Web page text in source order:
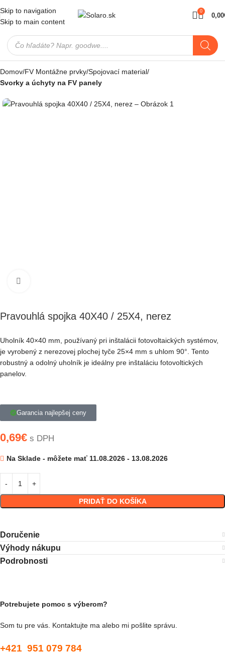
Skip to navigation
Skip to main content
0
0,00
Domov FV Montážne prvky Spojovací material
Svorky a úchyty na FV panely
Pravouhlá spojka 40X40 / 25X4, nerez
Uholník 40×40 mm, používaný pri inštalácii fotovoltaických systémov,
je vyrobený z nerezovej plochej tyče 25×4 mm s uhlom 90°. Tento
robustný a odolný uholník je ideálny pre inštaláciu fotovoltických
panelov.
Garancia najlepšej ceny
0,69€ s DPH
Na Sklade - môžete mať 11.08.2026 - 13.08.2026
PRIDAŤ DO KOŠÍKA
Doručenie
Výhody nákupu
Podrobnosti
Potrebujete pomoc s výberom?
Som tu pre vás. Kontaktujte ma alebo mi pošlite správu.
+421 951 079 784